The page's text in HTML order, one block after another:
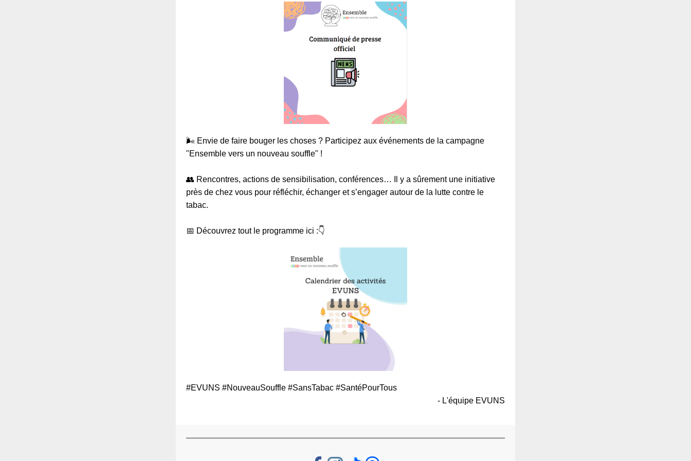
🌬️ Envie de faire bouger les choses ? Participez aux événements de la campagne
"Ensemble vers un nouveau souffle" !
👥 Rencontres, actions de sensibilisation, conférences… Il y a sûrement une initiative
près de chez vous pour réfléchir, échanger et s’engager autour de la lutte contre le
tabac.
📅 Découvrez tout le programme ici :👇
#EVUNS #NouveauSouffle #SansTabac #SantéPourTous
- L'équipe EVUNS